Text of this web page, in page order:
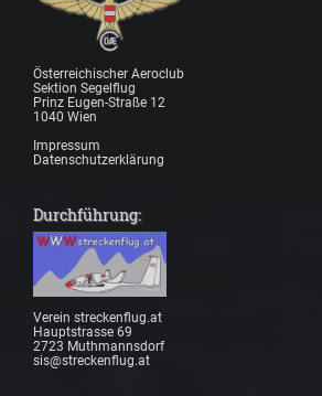
Österreichischer Aeroclub
Sektion Segelflug
Prinz Eugen-Straße 12
1040 Wien
Impressum
Datenschutzerklärung
Durchführung:
Verein streckenflug.at
Hauptstrasse 69
2723 Muthmannsdorf
sis@streckenflug.at